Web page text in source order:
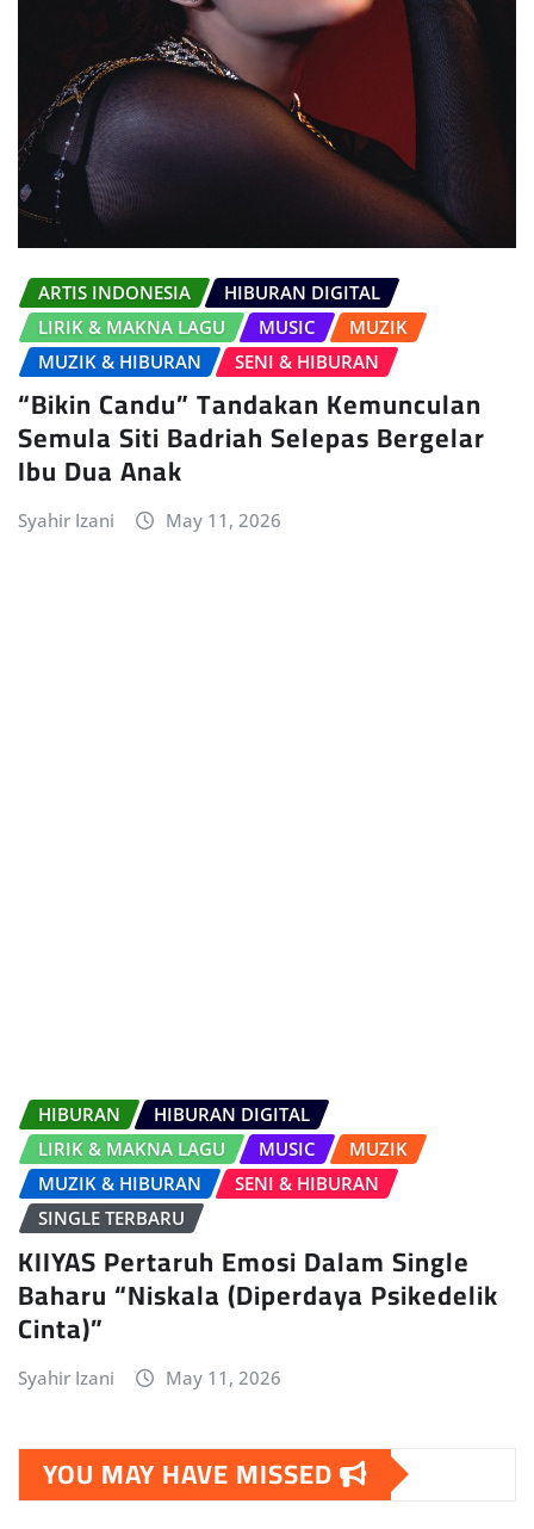
ARTIS INDONESIA
HIBURAN DIGITAL
LIRIK & MAKNA LAGU
MUSIC
MUZIK
MUZIK & HIBURAN
SENI & HIBURAN
“Bikin Candu” Tandakan Kemunculan
Semula Siti Badriah Selepas Bergelar
Ibu Dua Anak
Syahir Izani May 11, 2026
HIBURAN
HIBURAN DIGITAL
LIRIK & MAKNA LAGU
MUSIC
MUZIK
MUZIK & HIBURAN
SENI & HIBURAN
SINGLE TERBARU
KIIYAS Pertaruh Emosi Dalam Single
Baharu “Niskala (Diperdaya Psikedelik
Cinta)”
Syahir Izani May 11, 2026
YOU MAY HAVE MISSED